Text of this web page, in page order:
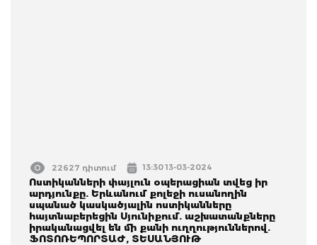
22627 դիտում 13:30 13-03-2024
Ոստիկանների փայլուն օպերացիան տվեց իր
արդյունքը. Երևանում քոլեջի ուսանողին
սպանած կասկածյալին ոստիկանները
հայտնաբերեցին Սյունիքում. աշխատանքները
իրականացվել են մի քանի ուղղություններով.
ՖՈՏՈՌԵՊՈՐՏԱԺ, ՏԵՍԱՆՅՈՒԹ